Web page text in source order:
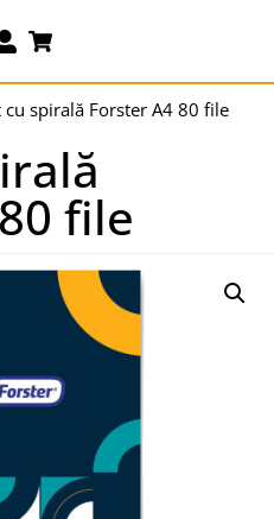
cu spirală Forster A4 80 file
file